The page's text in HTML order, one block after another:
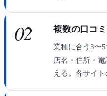
02 複数の口コ
業種に合う3〜5
店名・住所・
える。各サイト